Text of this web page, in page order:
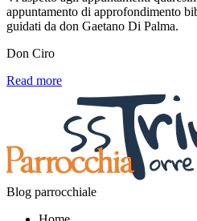
appuntamento di approfondimento
guidati da don Gaetano Di Palma.
Don Ciro
Read more
Blog parrocchiale